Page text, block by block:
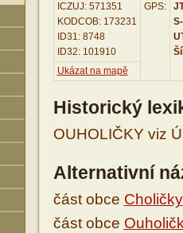
ICZUJ: 571351
KODCOB: 173231
ID31: 8748
ID32: 101910
GPS:
Ukázat na mapě
Historický
OUHOLIČKY viz
Alternativní
část obce Choličky
část obce